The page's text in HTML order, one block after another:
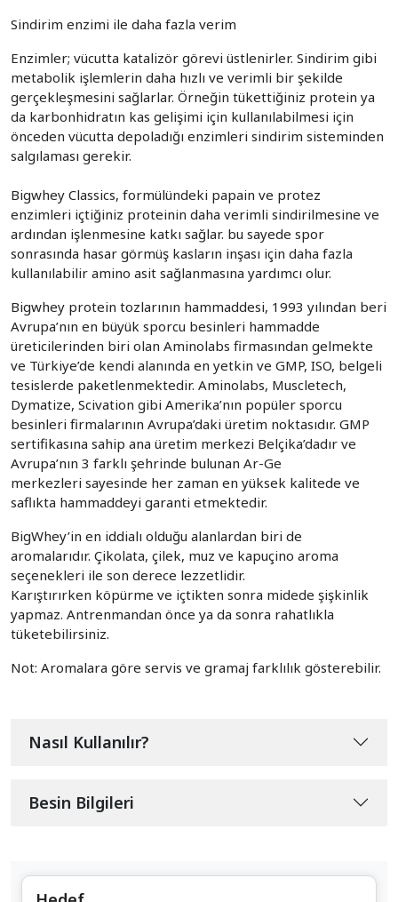
Sindirim enzimi ile daha fazla verim
Enzimler; vücutta katalizör görevi üstlenirler. Sindirim gibi
metabolik işlemlerin daha hızlı ve verimli bir şekilde
gerçekleşmesini sağlarlar. Örneğin tükettiğiniz protein ya
da karbonhidratın kas gelişimi için kullanılabilmesi için
önceden vücutta depoladığı enzimleri sindirim sisteminden
salgılaması gerekir.
Bigwhey Classics, formülündeki papain ve protez
enzimleri içtiğiniz proteinin daha verimli sindirilmesine ve
ardından işlenmesine katkı sağlar. bu sayede spor
sonrasında hasar görmüş kasların inşası için daha fazla
kullanılabilir amino asit sağlanmasına yardımcı olur.
Bigwhey protein tozlarının hammaddesi, 1993 yılından beri
Avrupa’nın en büyük sporcu besinleri hammadde
üreticilerinden biri olan Aminolabs firmasından gelmekte
ve Türkiye’de kendi alanında en yetkin ve GMP, ISO, belgeli
tesislerde paketlenmektedir. Aminolabs, Muscletech,
Dymatize, Scivation gibi Amerika’nın popüler sporcu
besinleri firmalarının Avrupa’daki üretim noktasıdır. GMP
sertifikasına sahip ana üretim merkezi Belçika’dadır ve
Avrupa’nın 3 farklı şehrinde bulunan Ar-Ge
merkezleri sayesinde her zaman en yüksek kalitede ve
saflıkta hammaddeyi garanti etmektedir.
BigWhey’in en iddialı olduğu alanlardan biri de
aromalarıdır. Çikolata, çilek, muz ve kapuçino aroma
seçenekleri ile son derece lezzetlidir.
Karıştırırken köpürme ve içtikten sonra midede şişkinlik
yapmaz. Antrenmandan önce ya da sonra rahatlıkla
tüketebilirsiniz.
Not: Aromalara göre servis ve gramaj farklılık gösterebilir.
Nasıl Kullanılır?
Besin Bilgileri